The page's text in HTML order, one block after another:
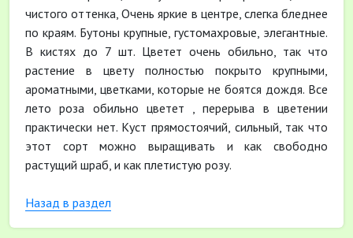
чистого оттенка, Очень яркие в центре, слегка бледнее
по краям. Бутоны крупные, густомахровые, элегантные.
В кистях до 7 шт. Цветет очень обильно, так что
растение в цвету полностью покрыто крупными,
ароматными, цветками, которые не боятся дождя. Все
лето роза обильно цветет , перерыва в цветении
практически нет. Куст прямостоячий, сильный, так что
этот сорт можно выращивать и как свободно
растущий шраб, и как плетистую розу.
Назад в раздел